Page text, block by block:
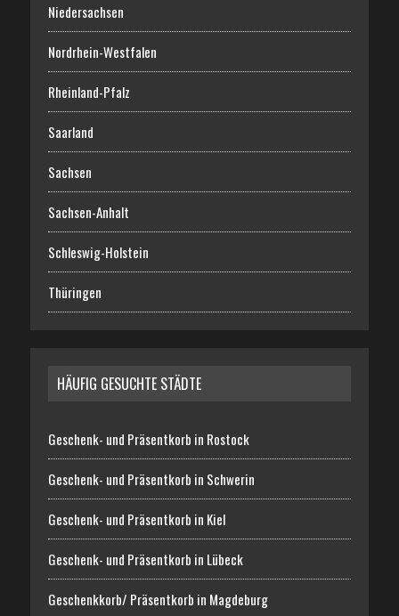
Niedersachsen
Nordrhein-Westfalen
Rheinland-Pfalz
Saarland
Sachsen
Sachsen-Anhalt
Schleswig-Holstein
Thüringen
HÄUFIG GESUCHTE STÄDTE
Geschenk- und Präsentkorb in Rostock
Geschenk- und Präsentkorb in Schwerin
Geschenk- und Präsentkorb in Kiel
Geschenk- und Präsentkorb in Lübeck
Geschenkkorb/ Präsentkorb in Magdeburg